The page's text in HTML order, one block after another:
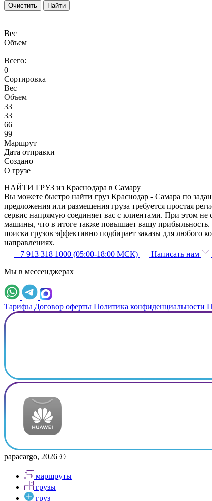
Очистить Найти
Вес
Объем
Всего:
0
Сортировка
Вес
Объем
33
33
66
99
Маршрут
Дата отправки
Создано
О грузе
НАЙТИ ГРУЗ из Краснодара в Самару
Вы можете быстро найти груз Краснодар - Самара по
предложения или размещения груза требуется простая
сервис напрямую соединяет вас с клиентами. При этом
машины, что в итоге также повышает вашу
поиска грузов эффективно подбирает заказы для любого
направлениях.
+7 913 318 1000 (05:00-18:00 МСК)
Написать нам
Мы в мессенджерах
Тарифы Договор оферты Политика конфиденциальности
papacargo, 2026 ©
маршруты
грузы
груз